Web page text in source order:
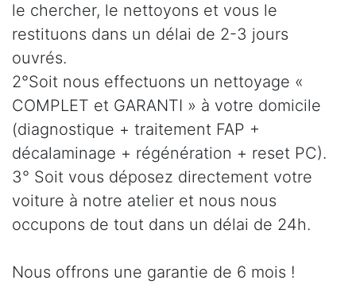
le chercher, le nettoyons et vous le
restituons dans un délai de 2-3 jours
ouvrés.
2°Soit nous effectuons un nettoyage «
COMPLET et GARANTI » à votre domicile
(diagnostique + traitement FAP +
décalaminage + régénération + reset PC).
3° Soit vous déposez directement votre
voiture à notre atelier et nous nous
occupons de tout dans un délai de 24h.
Nous offrons une garantie de 6 mois !